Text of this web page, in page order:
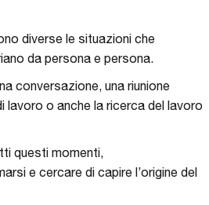
diverse le situazioni che
da persona e persona.
conversazione, una riunione
lavoro o anche la ricerca del lavoro
questi momenti,
e cercare di capire l’origine del